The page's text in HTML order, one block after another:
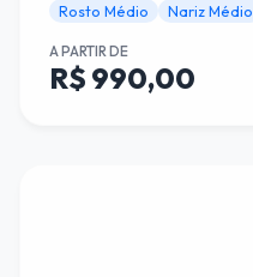
Rosto Médio Nariz Médio
A PARTIR DE
R$ 990,00